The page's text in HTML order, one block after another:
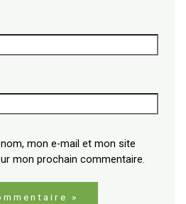
mon e-mail et mon site
mon prochain commentaire.